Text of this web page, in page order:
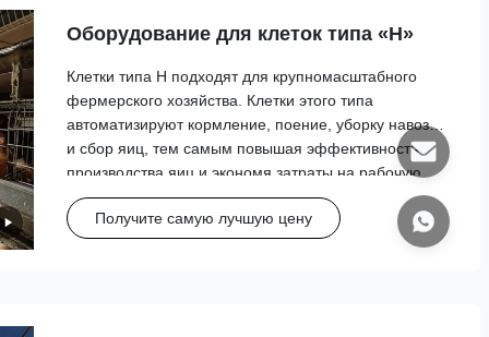
Оборудование для клеток типа «H»
Клетки типа H подходят для крупномасштабного
фермерского хозяйства. Клетки этого типа
автоматизируют кормление, поение, уборку навоза
и сбор яиц, тем самым повышая эффективность
производства яиц и экономя затраты на рабочую
силу. Хотите узнать стоимость клеток для кур-
несушек?
Получите самую лучшую цену